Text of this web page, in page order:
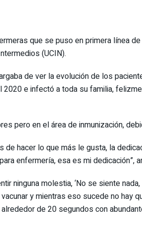
que se puso en primera línea
(UCIN).
de ver la evolución de los
e infectó a toda su familia,
pero en el área de inmunización,
hacer lo que más le gusta, la
enfermería, esa es mi dedicación”,
ninguna molestia, ‘No se siente
y mientras eso sucede no hay
de 20 segundos con